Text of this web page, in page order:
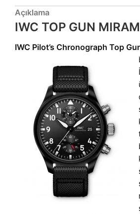
Açıklama
IWC TOP GUN
IWC Pilot’s Chronograph Top